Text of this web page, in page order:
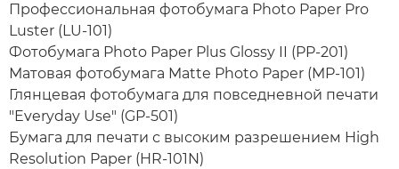
Профессиональная фотобумага Photo Paper Pro
Luster (LU-101)
Фотобумага Photo Paper Plus Glossy II (PP-201)
Матовая фотобумага Matte Photo Paper (MP-101)
Глянцевая фотобумага для повседневной печати
"Everyday Use" (GP-501)
Бумага для печати с высоким разрешением High
Resolution Paper (HR-101N)